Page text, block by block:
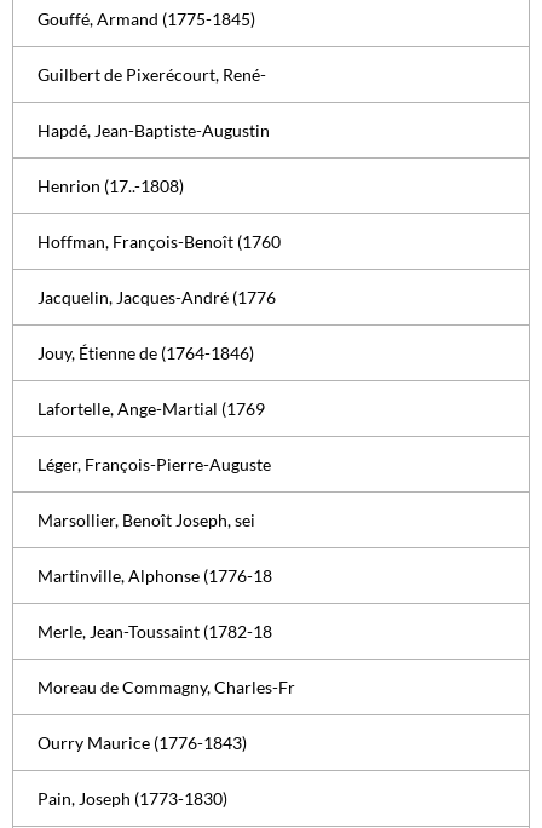
Gouffé, Armand (1775-1845)
Guilbert de Pixerécourt, René-
Hapdé, Jean-Baptiste-Augustin
Henrion (17..-1808)
Hoffman, François-Benoît (1760
Jacquelin, Jacques-André (1776
Jouy, Étienne de (1764-1846)
Lafortelle, Ange-Martial (1769
Léger, François-Pierre-Auguste
Marsollier, Benoît Joseph, sei
Martinville, Alphonse (1776-18
Merle, Jean-Toussaint (1782-18
Moreau de Commagny, Charles-Fr
Ourry Maurice (1776-1843)
Pain, Joseph (1773-1830)